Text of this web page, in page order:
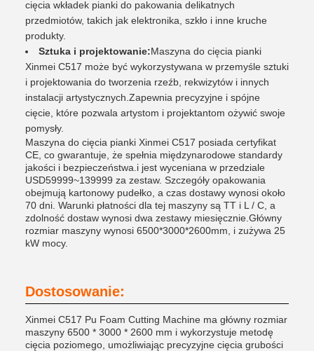
cięcia wkładek pianki do pakowania delikatnych
przedmiotów, takich jak elektronika, szkło i inne kruche
produkty.
Sztuka i projektowanie:Maszyna do cięcia pianki
Xinmei C517 może być wykorzystywana w przemyśle sztuki
i projektowania do tworzenia rzeźb, rekwizytów i innych
instalacji artystycznych.Zapewnia precyzyjne i spójne
cięcie, które pozwala artystom i projektantom ożywić swoje
pomysły.
Maszyna do cięcia pianki Xinmei C517 posiada certyfikat
CE, co gwarantuje, że spełnia międzynarodowe standardy
jakości i bezpieczeństwa.i jest wyceniana w przedziale
USD59999~139999 za zestaw. Szczegóły opakowania
obejmują kartonowy pudełko, a czas dostawy wynosi około
70 dni. Warunki płatności dla tej maszyny są TT i L / C, a
zdolność dostaw wynosi dwa zestawy miesięcznie.Główny
rozmiar maszyny wynosi 6500*3000*2600mm, i zużywa 25
kW mocy.
Dostosowanie:
Xinmei C517 Pu Foam Cutting Machine ma główny rozmiar
maszyny 6500 * 3000 * 2600 mm i wykorzystuje metodę
cięcia poziomego, umożliwiając precyzyjne cięcia grubości